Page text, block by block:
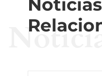
Noticias